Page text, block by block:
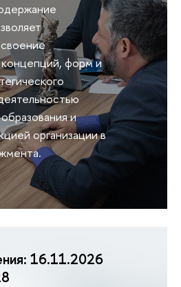
форм и
и
организации в
16.11.2026